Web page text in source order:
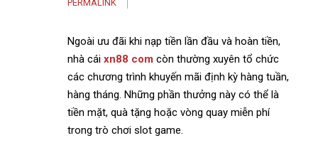
PERMALINK
Ngoài ưu đãi khi nạp tiền lần đầu và hoàn tiền,
nhà cái xn88 com còn thường xuyên tổ chức
các chương trình khuyến mãi định kỳ hàng tuần,
hàng tháng. Những phần thưởng này có thể là
tiền mặt, quà tặng hoặc vòng quay miễn phí
trong trò chơi slot game.